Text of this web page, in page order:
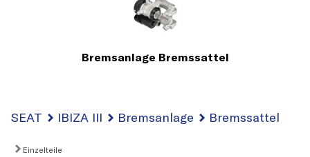
Bremsanlage Bremssattel
SEAT IBIZA III Bremsanlage Bremssattel
Einzelteile